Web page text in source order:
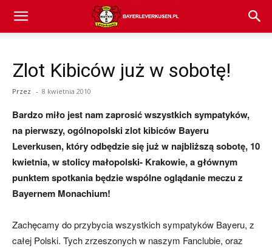
Bayer
Leverkusen
Zlot Kibiców już w sobotę!
Przez - 8 kwietnia 2010
Bardzo miło jest nam zaprosić wszystkich sympatyków,
na pierwszy, ogólnopolski zlot kibiców Bayeru
Leverkusen, który odbędzie się już w najbliższą sobotę, 10
kwietnia, w stolicy małopolski- Krakowie, a głównym
punktem spotkania będzie wspólne oglądanie meczu z
Bayernem Monachium!
Zachęcamy do przybycia wszystkich sympatyków Bayeru, z
całej Polski. Tych zrzeszonych w naszym Fanclubie, oraz